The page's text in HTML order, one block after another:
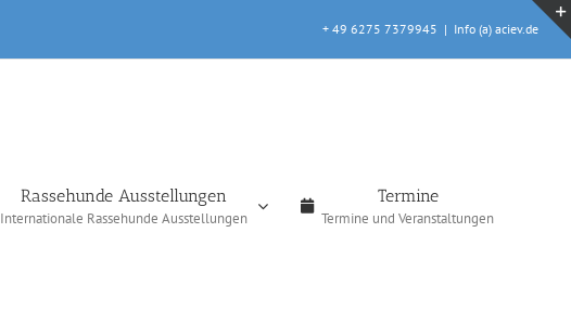
+ 49 6275 7379945 | Info (a) aciev.de
Rassehunde Ausstellungen
Internationale Rassehunde Ausstellungen
Termine
Termine und Veranstaltungen